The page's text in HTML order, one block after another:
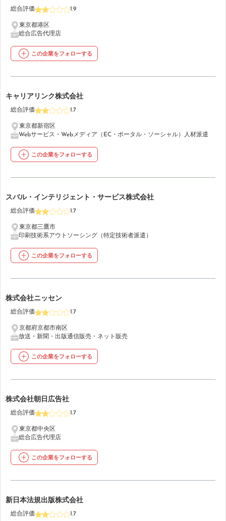
総合評価 1.9
東京都港区
総合広告代理店
この企業をフォローする
7
キャリアリンク株式会社
総合評価 1.7
東京都新宿区
Webサービス・Webメディア（EC・ポータル・ソーシャル）
人材派遣
この企業をフォローする
8
スバル・インテリジェント・サービス株式会社
総合評価 1.7
東京都三鷹市
印刷技術系アウトソーシング（特定技術者派遣）
この企業をフォローする
9
株式会社ニッセン
総合評価 1.7
京都府京都市南区
放送・新聞・出版通信販売・ネット販売
この企業をフォローする
10
株式会社朝日広告社
総合評価 1.7
東京都中央区
総合広告代理店
この企業をフォローする
11
新日本法規出版株式会社
総合評価 1.7